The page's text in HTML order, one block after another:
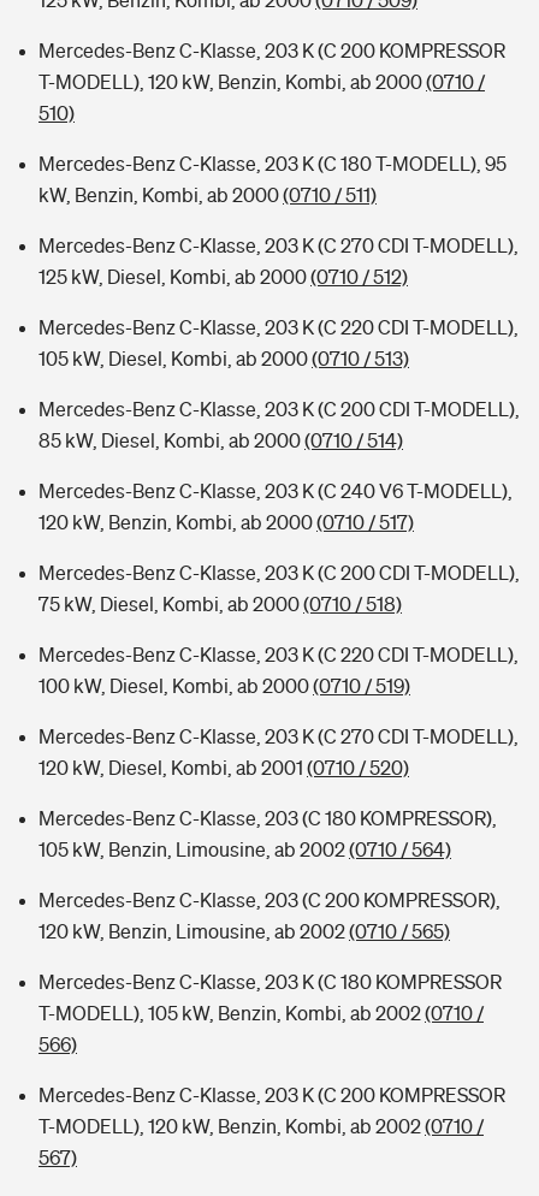
Mercedes-Benz C-Klasse, 203 K (C 200 KOMPRESSOR
T-MODELL), 120 kW, Benzin, Kombi, ab 2000(0710 /
510)
Mercedes-Benz C-Klasse, 203 K (C 180 T-MODELL), 95
kW, Benzin, Kombi, ab 2000(0710 / 511)
Mercedes-Benz C-Klasse, 203 K (C 270 CDI T-MODELL),
125 kW, Diesel, Kombi, ab 2000(0710 / 512)
Mercedes-Benz C-Klasse, 203 K (C 220 CDI T-MODELL),
105 kW, Diesel, Kombi, ab 2000(0710 / 513)
Mercedes-Benz C-Klasse, 203 K (C 200 CDI T-MODELL),
85 kW, Diesel, Kombi, ab 2000(0710 / 514)
Mercedes-Benz C-Klasse, 203 K (C 240 V6 T-MODELL),
120 kW, Benzin, Kombi, ab 2000(0710 / 517)
Mercedes-Benz C-Klasse, 203 K (C 200 CDI T-MODELL),
75 kW, Diesel, Kombi, ab 2000(0710 / 518)
Mercedes-Benz C-Klasse, 203 K (C 220 CDI T-MODELL),
100 kW, Diesel, Kombi, ab 2000(0710 / 519)
Mercedes-Benz C-Klasse, 203 K (C 270 CDI T-MODELL),
120 kW, Diesel, Kombi, ab 2001 (0710 / 520)
Mercedes-Benz C-Klasse, 203 (C 180 KOMPRESSOR),
105 kW, Benzin, Limousine, ab 2002(0710 / 564)
Mercedes-Benz C-Klasse, 203 (C 200 KOMPRESSOR),
120 kW, Benzin, Limousine, ab 2002(0710 / 565)
Mercedes-Benz C-Klasse, 203 K (C 180 KOMPRESSOR
T-MODELL), 105 kW, Benzin, Kombi, ab 2002(0710 /
566)
Mercedes-Benz C-Klasse, 203 K (C 200 KOMPRESSOR
T-MODELL), 120 kW, Benzin, Kombi, ab 2002(0710 /
567)